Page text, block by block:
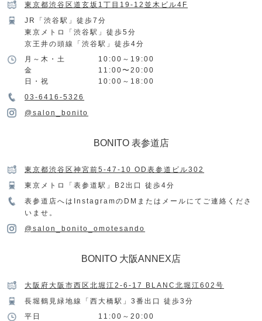
東京都渋谷区道玄坂1丁目19-12並木ビル4F
JR「渋谷駅」徒歩7分
東京メトロ「渋谷駅」徒歩5分
京王井の頭線「渋谷駅」徒歩4分
月～木・土
10:00～19:00
金
11:00〜20:00
日・祝
10:00～18:00
03-6416-5326
@salon_bonito
BONITO 表参道店
東京都渋谷区神宮前5-47-10 OD表参道ビル302
東京メトロ「表参道駅」B2出口 徒歩4分
表参道店へはInstagramのDMまたはメールにてご連絡くださ
いませ。
@salon_bonito_omotesando
BONITO 大阪ANNEX店
大阪府大阪市西区北堀江2-6-17 BLANC北堀江602号
長堀鶴見緑地線「西大橋駅」3番出口 徒歩3分
平日
11:00～20:00